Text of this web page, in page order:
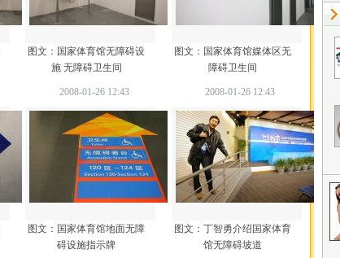
图文：国家体育馆无障碍设
施 无障碍卫生间
2008-01-26 12:43
图文：国家体育馆媒体区无
障碍卫生间
2008-01-26 12:43
图文：国家体育馆地面无障
碍设施指示牌
图文：丁智勇介绍国家体育
馆无障碍坡道